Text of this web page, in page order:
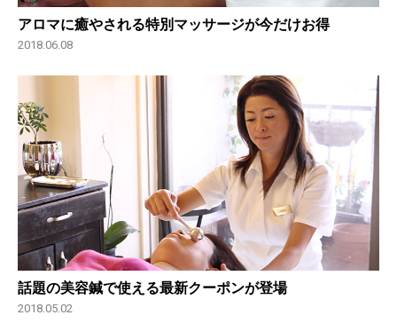
アロマに癒やされる特別マッサージが今だけお得
2018.06.08
話題の美容鍼で使える最新クーポンが登場
2018.05.02